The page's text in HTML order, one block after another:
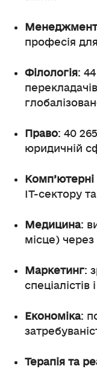
Менеджмент
професія
Філологія:
перекладачів
Право: 40
юридичній
Комп’ютерні
IT-сектору
Медицина:
місце) через
Маркетинг:
спеціалістів
Економіка:
Терапія та